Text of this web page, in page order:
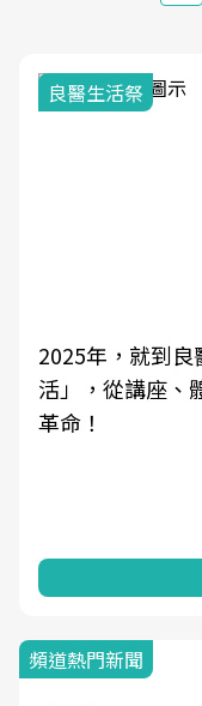
一站式健康新生
啟動你的健康
頻道熱門新聞